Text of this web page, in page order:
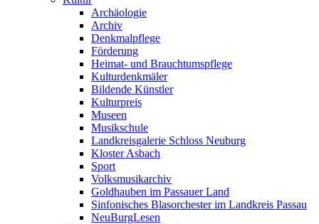
Archäologie
Archiv
Denkmalpflege
Förderung
Heimat- und Brauchtumspflege
Kulturdenkmäler
Bildende Künstler
Kulturpreis
Museen
Musikschule
Landkreisgalerie Schloss Neuburg
Kloster Asbach
Sport
Volksmusikarchiv
Goldhauben im Passauer Land
Sinfonisches Blasorchester im Landkreis Passau
NeuBurgLesen